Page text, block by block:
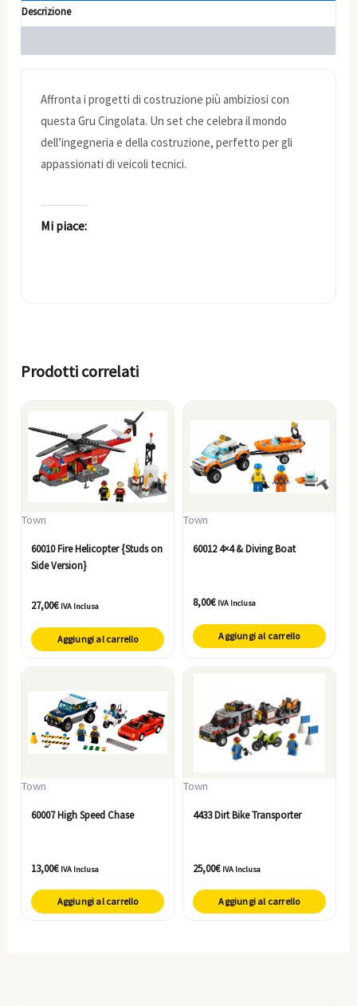
Descrizione
Affronta i progetti di costruzione più ambiziosi con
questa Gru Cingolata. Un set che celebra il mondo
dell’ingegneria e della costruzione, perfetto per gli
appassionati di veicoli tecnici.
Mi piace:
Prodotti correlati
Town
60010 Fire Helicopter {Studs on
Side Version}
27,00€ IVA Inclusa
Aggiungi al carrello
Town
60012 4×4 & Diving Boat
8,00€ IVA Inclusa
Aggiungi al carrello
Town
60007 High Speed Chase
13,00€ IVA Inclusa
Aggiungi al carrello
Town
4433 Dirt Bike Transporter
25,00€ IVA Inclusa
Aggiungi al carrello